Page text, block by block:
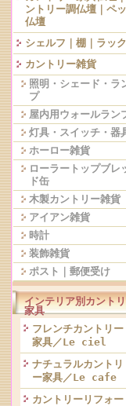
ントリー調仏壇｜ペ
仏壇
シェルフ｜棚｜ラック
カントリー雑貨
照明・シェード・ラ
プ
屋内用ウォールラン
灯具・スイッチ・器
ホーロー雑貨
ローラートップブレ
ド缶
木製カントリー雑貨
アイアン雑貨
時計
装飾雑貨
ポスト｜郵便受け
インテリア別カント
家具
フレンチカントリー
家具／Le ciel
ナチュラルカントリ
ー家具／Le cafe
カントリーリフォー